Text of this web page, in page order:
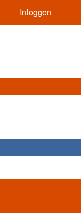
Inloggen